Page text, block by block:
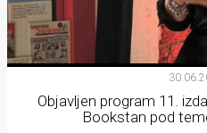
Objavljen program 11.
Bookstan pod